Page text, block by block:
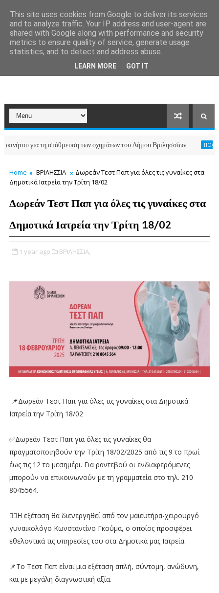
για τη στάθμευση των οχημάτων του Δήμου Βριλησσίων
Home ΒΡΙΛΗΣΣΙΑ
Δωρεάν Τεστ Παπ για όλες τις γυναίκες στα
Δημοτικά Ιατρεία την Τρίτη 18/02
Δωρεάν Τεστ Παπ για όλες τις γυναίκες στα
Δημοτικά Ιατρεία την Τρίτη 18/02
1 year ago ΒΡΙΛΗΣΣΙΑ,
📌Δωρεάν Τεστ Παπ για όλες τις γυναίκες στα Δημοτικά
Ιατρεία την Τρίτη 18/02
✅Δωρεάν Τεστ Παπ για όλες τις γυναίκες θα
πραγματοποιηθούν την Τρίτη 18/02/2025 από τις 9 το πρωί
έως τις 12 το μεσημέρι. Για ραντεβού οι ενδιαφερόμενες
μπορούν να επικοινωνούν με τη γραμματεία στο τηλ. 210
8045564.
👨‍⚕️Η εξέταση θα διενεργηθεί από τον μαιευτήρα-χειρουργό
γυναικολόγο Κωνσταντίνο Γκούμα, ο οποίος προσφέρει
εθελοντικά τις υπηρεσίες του στα Δημοτικά μας Ιατρεία.
📌Το Τεστ Παπ είναι μια εξέταση απλή, σύντομη, ανώδυνη,
και με μεγάλη διαγνωστική αξία.
This site uses cookies from Google to deliver its services
and to analyze traffic. Your IP address and user-agent are
shared with Google along with performance and security
metrics to ensure quality of service, generate usage
statistics, and to detect and address abuse.
LEARN MORE GOT IT